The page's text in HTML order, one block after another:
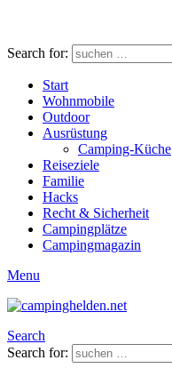
Search for:
Start
Wohnmobile
Outdoor
Ausrüstung
Camping-Küche
Reiseziele
Familie
Hacks
Recht & Sicherheit
Campingplätze
Campingmagazin
Menu
Search
Search for: